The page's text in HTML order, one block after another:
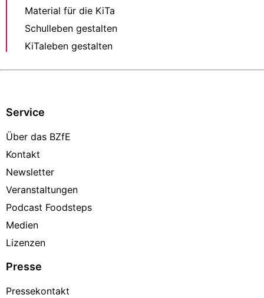
Material für die KiTa
Schulleben gestalten
KiTaleben gestalten
Service
Über das BZfE
Kontakt
Newsletter
Veranstaltungen
Podcast Foodsteps
Medien
Lizenzen
Presse
Pressekontakt